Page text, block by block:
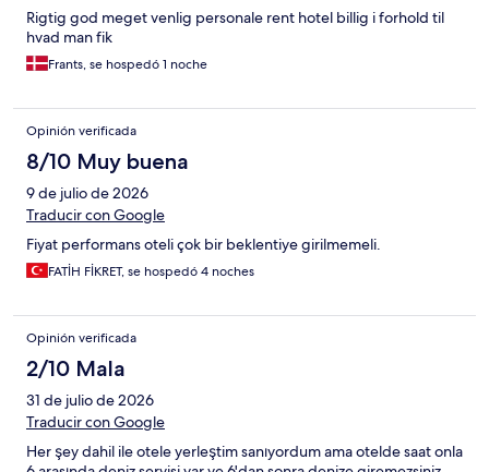
Rigtig god meget venlig personale rent hotel billig i forhold til
hvad man fik
Frants, se hospedó 1 noche
Opinión verificada
8/10 Muy buena
9 de julio de 2026
Traducir con Google
Fiyat performans oteli çok bir beklentiye girilmemeli.
FATİH FİKRET, se hospedó 4 noches
Opinión verificada
2/10 Mala
31 de julio de 2026
Traducir con Google
Her şey dahil ile otele yerleştim sanıyordum ama otelde saat onla